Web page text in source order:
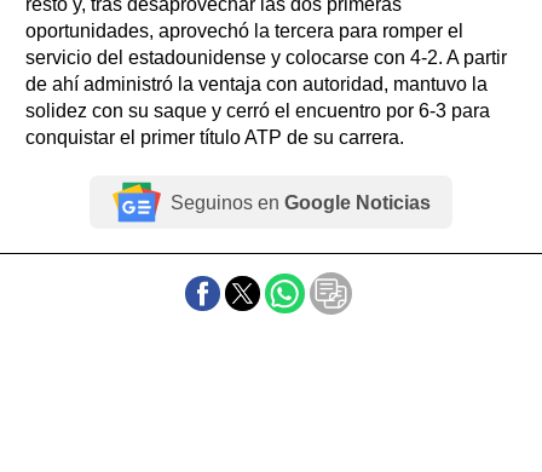
resto y, tras desaprovechar las dos primeras
oportunidades, aprovechó la tercera para romper el
servicio del estadounidense y colocarse con 4-2. A partir
de ahí administró la ventaja con autoridad, mantuvo la
solidez con su saque y cerró el encuentro por 6-3 para
conquistar el primer título ATP de su carrera.
Seguinos en Google Noticias